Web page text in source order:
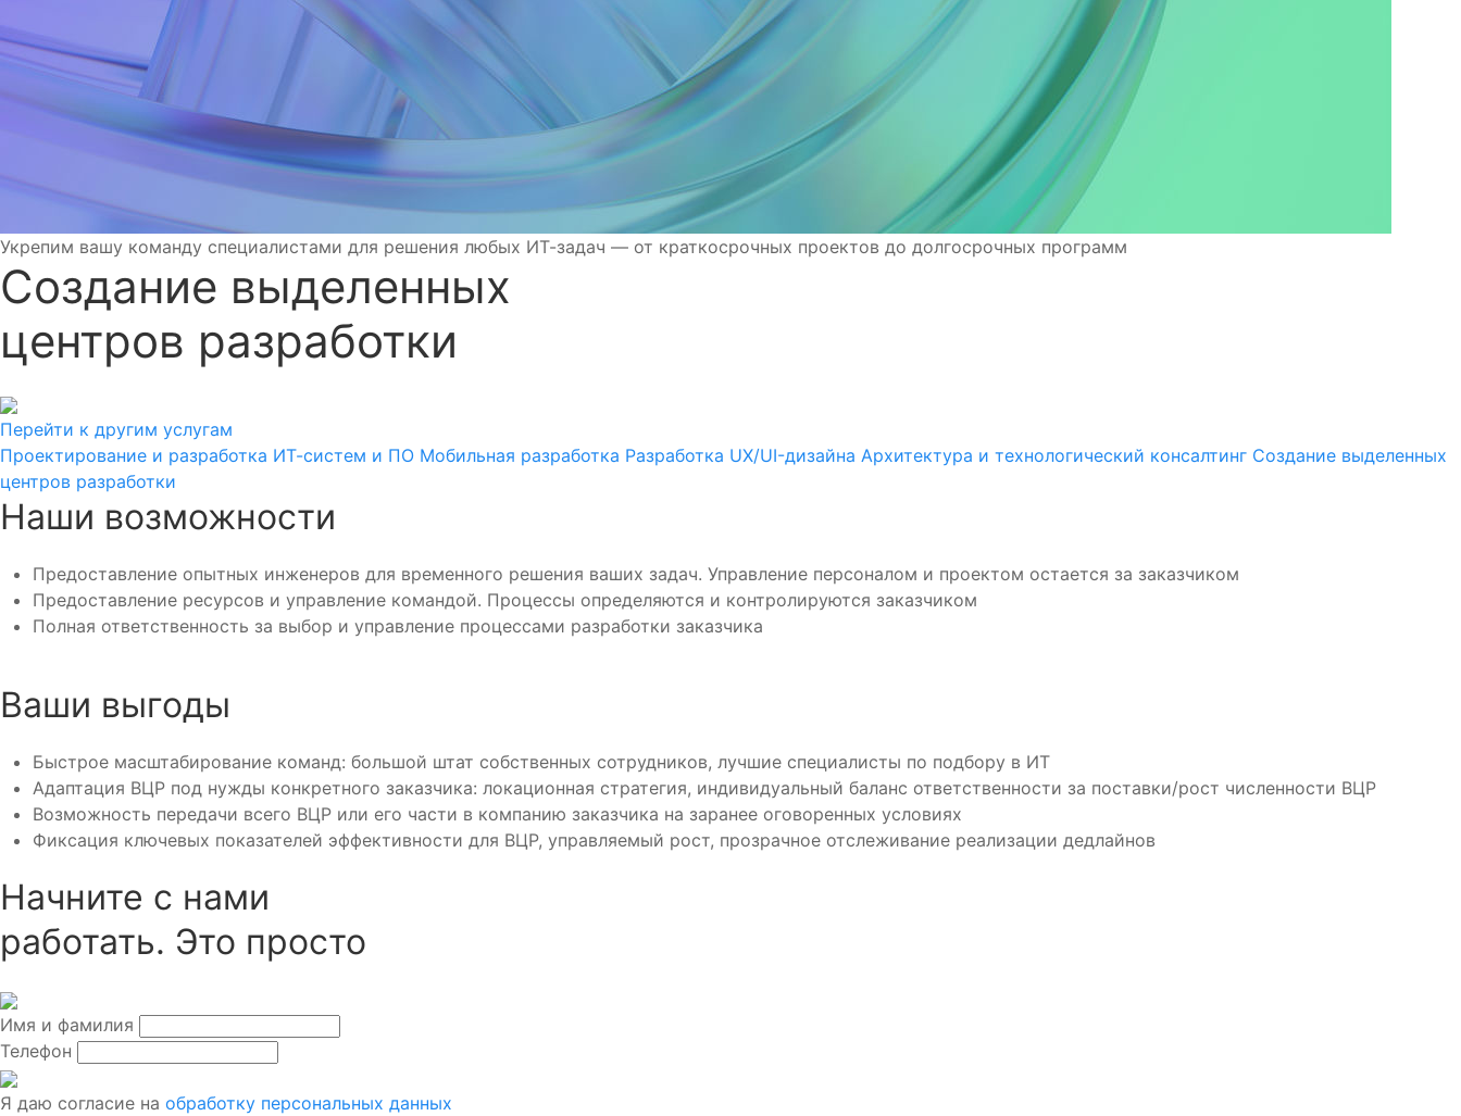
Укрепим вашу команду специалистами для решения любых ИТ-задач — от краткосрочных проектов до долгосрочных программ
Создание выделенных
центров разработки
Перейти к другим услугам
Проектирование и разработка ИТ-систем и ПО Мобильная разработка Разработка UX/UI-дизайна Архитектура и технологический консалтинг Создание выделенных
центров разработки
Наши возможности
Предоставление опытных инженеров для временного решения ваших задач. Управление персоналом и проектом остается за заказчиком
Предоставление ресурсов и управление командой. Процессы определяются и контролируются заказчиком
Полная ответственность за выбор и управление процессами разработки заказчика
Ваши выгоды
Быстрое масштабирование команд: большой штат собственных сотрудников, лучшие специалисты по подбору в ИТ
Адаптация ВЦР под нужды конкретного заказчика: локационная стратегия, индивидуальный баланс ответственности за поставки/рост численности ВЦР
Возможность передачи всего ВЦР или его части в компанию заказчика на заранее оговоренных условиях
Фиксация ключевых показателей эффективности для ВЦР, управляемый рост, прозрачное отслеживание реализации дедлайнов
Начните с нами
работать. Это просто
Имя и фамилия
Телефон
Я даю согласие на обработку персональных данных